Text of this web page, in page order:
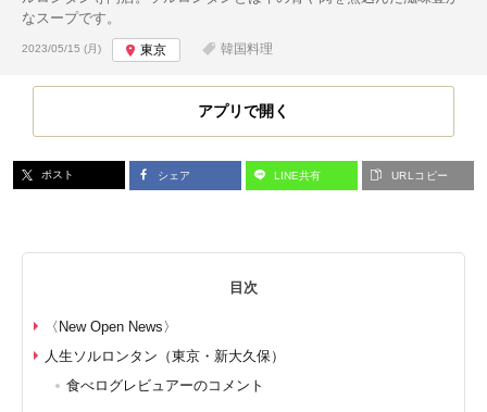
なスープです。
投稿日:
2023/05/15 (月) 東京 韓国料理
アプリで開く
ポスト シェア LINE共有 URLコピー
目次
〈New Open News〉
人生ソルロンタン（東京・新大久保）
食べログレビュアーのコメント